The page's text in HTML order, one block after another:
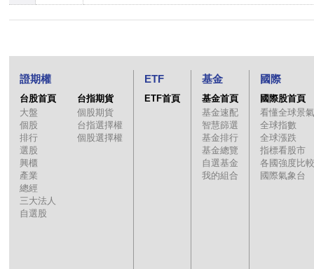
證期權
台股首頁
大盤
個股
排行
選股
興櫃
產業
總經
三大法人
自選股
台指期貨
個股期貨
台指選擇權
個股選擇權
ETF
ETF首頁
基金
基金首頁
基金速配
智慧篩選
基金排行
基金總覽
自選基金
我的組合
國際
國際股首頁
看懂全球景氣
全球指數
全球漲跌
指標看股市
各國強度比較
國際氣象台